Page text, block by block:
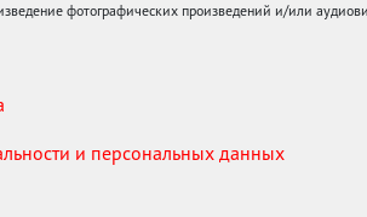
фотографических произведений и/или
и персональных данных